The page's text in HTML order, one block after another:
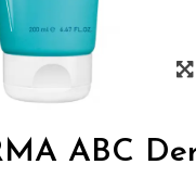
ABC